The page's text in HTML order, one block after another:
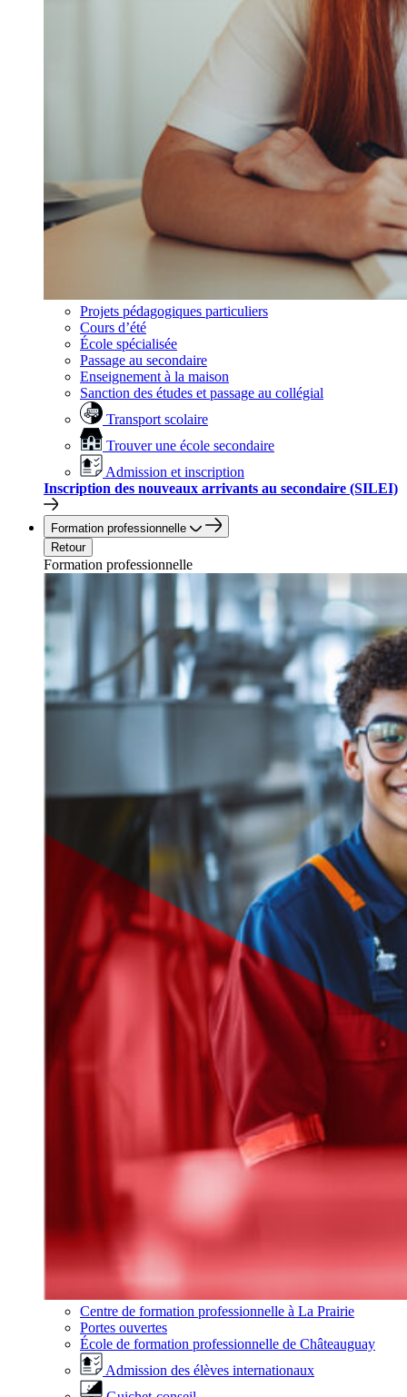
Projets pédagogiques particuliers
Cours d’été
École spécialisée
Passage au secondaire
Enseignement à la maison
Sanction des études et passage au collégial
Transport scolaire
Trouver une école secondaire
Admission et inscription
Inscription des nouveaux arrivants au secondaire (SILEI)
Formation professionnelle
Retour
Formation professionnelle
Centre de formation professionnelle à La Prairie
Portes ouvertes
École de formation professionnelle de Châteauguay
Admission des élèves internationaux